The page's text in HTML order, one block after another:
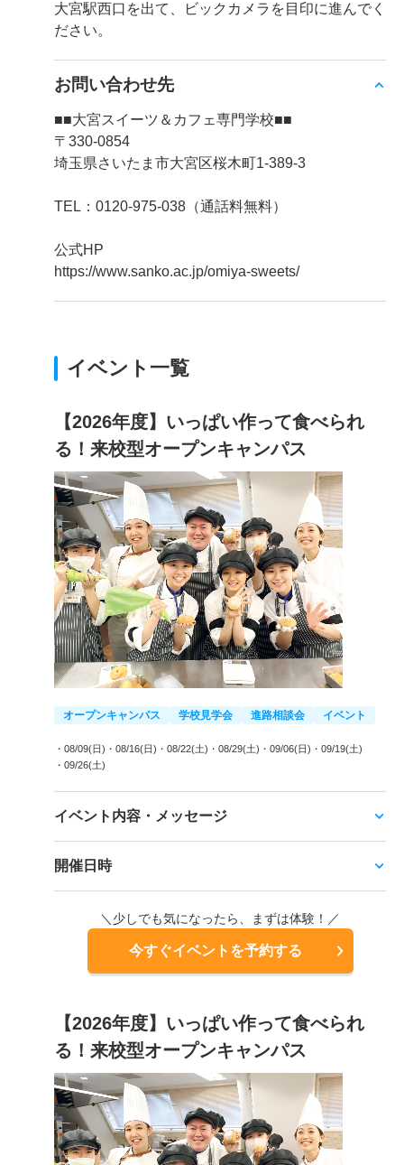
大宮駅西口を出て、ビックカメラを目印に進んでく
ださい。
お問い合わせ先
■■大宮スイーツ＆カフェ専門学校■■
〒330-0854
埼玉県さいたま市大宮区桜木町1-389-3
TEL：0120-975-038（通話料無料）
公式HP
https://www.sanko.ac.jp/omiya-sweets/
イベント一覧
【2026年度】いっぱい作って食べられ
る！来校型オープンキャンパス
オープンキャンパス 学校見学会 進路相談会 イベント
・08/09(日) ・08/16(日) ・08/22(土) ・08/29(土) ・09/06(日) ・09/19(土)
・09/26(土)
イベント内容・メッセージ
開催日時
＼少しでも気になったら、まずは体験！／
今すぐイベントを予約する
【2026年度】いっぱい作って食べられ
る！来校型オープンキャンパス